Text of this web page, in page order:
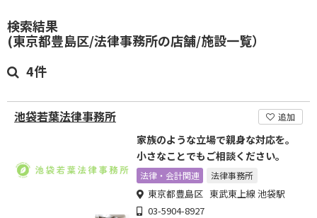
検索結果
(東京都豊島区/法律事務所の店舗/施設一覧）
4件
池袋若葉法律事務所 追加
家族のような立場で親身な対応を。
小さなことでもご相談ください。
法律・会計関連 法律事務所
東京都豊島区 東武東上線 池袋駅
03-5904-8927